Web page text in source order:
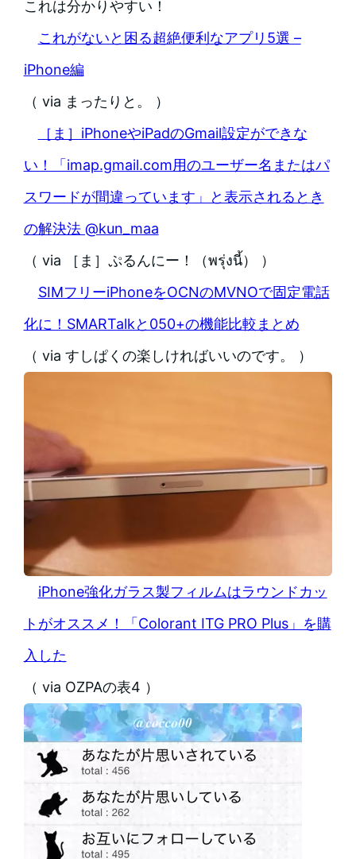
これは分かりやすい！
これがないと困る超絶便利なアプリ5選 –
iPhone編
（ via まったりと。 ）
［ま］iPhoneやiPadのGmail設定ができな
い！「imap.gmail.com用のユーザー名またはパ
スワードが間違っています」と表示されるとき
の解決法 @kun_maa
（ via ［ま］ぷるんにー！（พรุ่งนี้） ）
SIMフリーiPhoneをOCNのMVNOで固定電話
化に！SMARTalkと050+の機能比較まとめ
（ via すしぱくの楽しければいいのです。 ）
iPhone強化ガラス製フィルムはラウンドカッ
トがオススメ！「Colorant ITG PRO Plus」を購
入した
（ via OZPAの表4 ）